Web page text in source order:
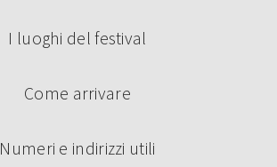
I luoghi del festival
Come arrivare
Numeri e indirizzi utili